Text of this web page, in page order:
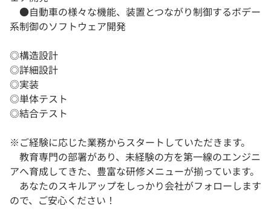
●自動車の様々な機能、装置とつながり制御するボデー
系制御のソフトウェア開発
◎構造設計
◎詳細設計
◎実装
◎単体テスト
◎結合テスト
※ご経験に応じた業務からスタートしていただきます。
教育専門の部署があり、未経験の方を第一線のエンジニ
アへ育成してきた、豊富な研修メニューが揃っています。
あなたのスキルアップをしっかり会社がフォローします
ので、ご安心ください！